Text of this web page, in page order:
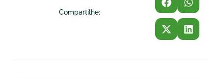
Compartilhe: